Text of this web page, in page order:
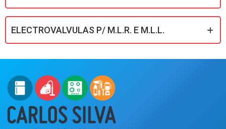
ELECTROVALVULAS P/ M.L.R. E M.L.L.